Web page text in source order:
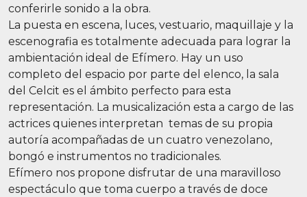
conferirle sonido a la obra.
La puesta en escena, luces, vestuario, maquillaje y la
escenografia es totalmente adecuada para lograr la
ambientación ideal de Efímero. Hay un uso
completo del espacio por parte del elenco, la sala
del Celcit es el ámbito perfecto para esta
representación. La musicalización esta a cargo de las
actrices quienes interpretan temas de su propia
autoría acompañadas de un cuatro venezolano,
bongó e instrumentos no tradicionales.
Efímero nos propone disfrutar de una maravilloso
espectáculo que toma cuerpo a través de doce